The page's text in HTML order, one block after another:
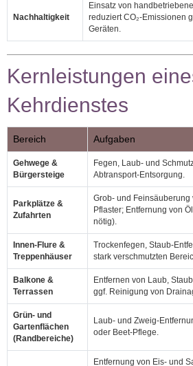
Nachhaltigkeit
Einsatz von
reduziert CO₂‑Emissionen
Geräten.
Kernleistungen
Kehrdienstes
Bereich Aufgaben
Gehwege &
Bürgersteige
Fegen, Laub‑ und
Abtransport‑Entsorgung.
Parkplätze &
Zufahrten
Grob‑ und Feinsäuberung
Pflaster; Entfernung von
nötig).
Innen‑Flure &
Treppenhäuser
Trockenfegen,
stark verschmutzten
Balkone &
Terrassen
Entfernen von Laub,
ggf. Reinigung von
Grün‑ und
Gartenflächen
(Randbereiche)
Laub‑ und
oder Beet‑Pflege.
Entfernung von Eis‑ und